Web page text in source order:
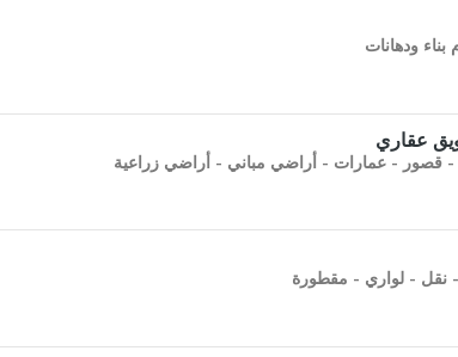
بناء ودهانات
عقاري
قصور - عمارات - أراضي مباني - أراضي زراعية
نقل - لواري - مقطورة